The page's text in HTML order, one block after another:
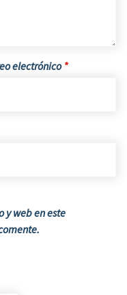
electrónico*
y web en este